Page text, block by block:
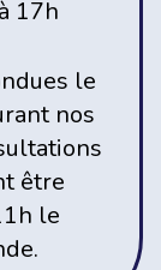
17h
le
nos
être
le